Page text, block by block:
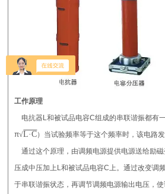
工作原理
电抗器L和被试品电容C组成的串联谐振都有
π√L·C）当试验频率等于这个频率时，该电路发
通过这个原理，由调频电源提供电源送给励
压成中压加上L和被试品电容C上。通过改变调
于串联谐振状态，再调节调频电源输出电压，